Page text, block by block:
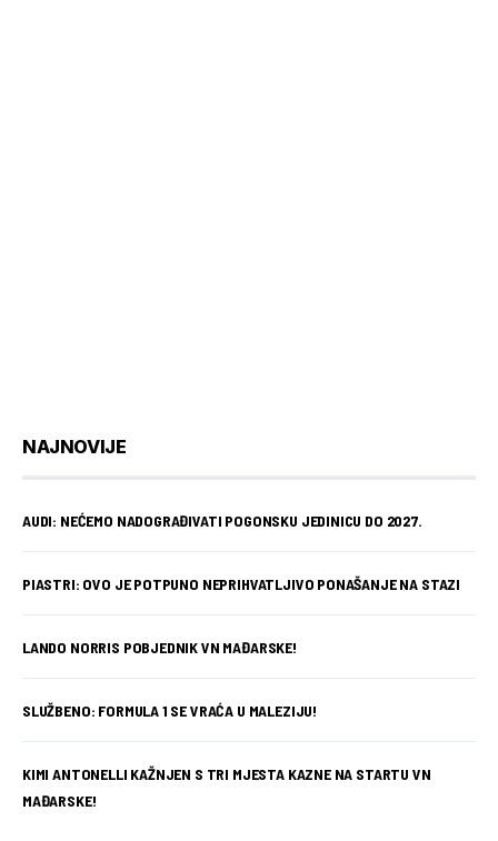
NAJNOVIJE
AUDI: NEĆEMO NADOGRAĐIVATI POGONSKU JEDINICU DO 2027.
PIASTRI: OVO JE POTPUNO NEPRIHVATLJIVO PONAŠANJE NA STAZI
LANDO NORRIS POBJEDNIK VN MAĐARSKE!
SLUŽBENO: FORMULA 1 SE VRAĆA U MALEZIJU!
KIMI ANTONELLI KAŽNJEN S TRI MJESTA KAZNE NA STARTU VN
MAĐARSKE!